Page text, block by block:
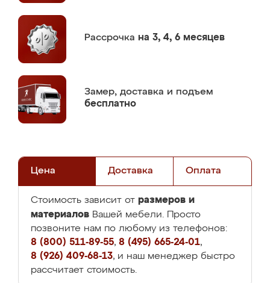
Рассрочка на 3, 4, 6 месяцев
Замер, доставка и подъем
бесплатно
Цена Доставка Оплата
Стоимость зависит от размеров и
материалов Вашей мебели. Просто
позвоните нам по любому из телефонов:
8 (800) 511-89-55, 8 (495) 665-24-01,
8 (926) 409-68-13, и наш менеджер быстро
рассчитает стоимость.